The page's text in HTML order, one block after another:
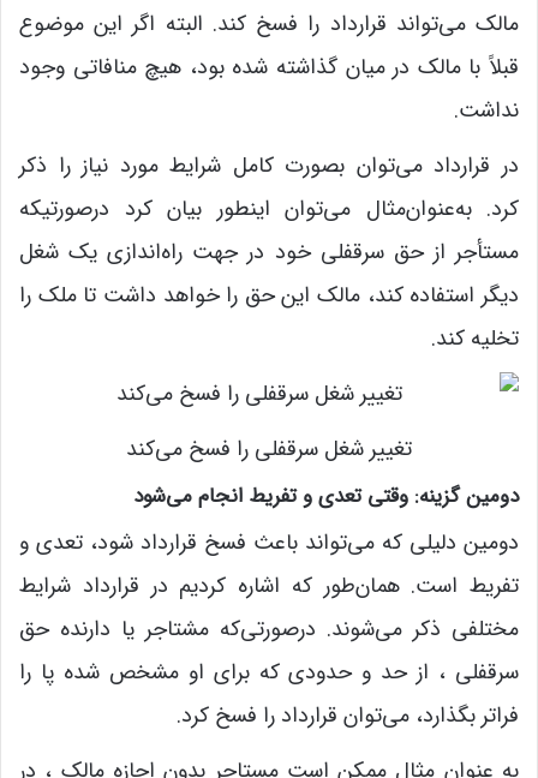
مالک می‌تواند قرارداد را فسخ کند. البته اگر این موضوع
قبلاً با مالک در میان گذاشته شده بود، هیچ منافاتی وجود
نداشت.
در قرارداد می‌توان بصورت کامل شرایط مورد نیاز را ذکر
کرد. به‌عنوان‌مثال می‌توان اینطور بیان کرد درصورتیکه
مستأجر از حق سرقفلی خود در جهت راه‌اندازی یک شغل
دیگر استفاده کند، مالک این حق را خواهد داشت تا ملک را
تخلیه کند.
تغییر شغل سرقفلی را فسخ می‌کند
دومین گزینه: وقتی تعدی و تفریط انجام می‌شود
دومین دلیلی که می‌تواند باعث فسخ قرارداد شود، تعدی و
تفریط است. همان‌طور که اشاره کردیم در قرارداد شرایط
مختلفی ذکر می‌شوند. درصورتی‌که مشتاجر یا دارنده حق
سرقفلی ، از حد و حدودی که برای او مشخص شده پا را
فراتر بگذارد، می‌توان قرارداد را فسخ کرد.
به‌ عنوان‌ مثال ممکن است مستاجر بدون اجازه مالک ، در